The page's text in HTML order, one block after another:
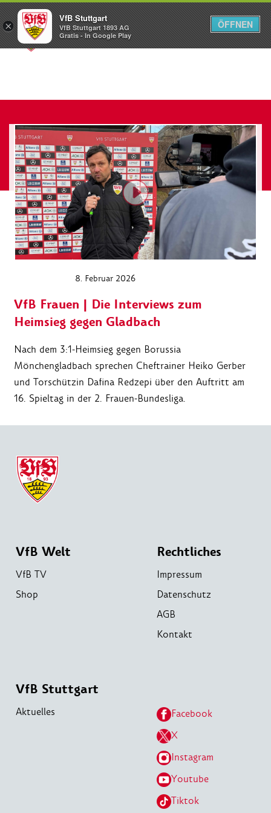
Menü
8. Februar 2026
VfB Frauen | Die Interviews zum
Heimsieg gegen Gladbach
Nach dem 3:1-Heimsieg gegen Borussia
Mönchengladbach sprechen Cheftrainer Heiko Gerber
und Torschützin Dafina Redzepi über den Auftritt am
16. Spieltag in der 2. Frauen-Bundesliga.
VfB Welt
VfB TV
Shop
Rechtliches
Impressum
Datenschutz
AGB
Kontakt
VfB Stuttgart
Aktuelles
Facebook
X
Instagram
Youtube
Tiktok
×
VfB Stuttgart
VfB Stuttgart 1893 AG
Gratis - In Google Play
ÖFFNEN